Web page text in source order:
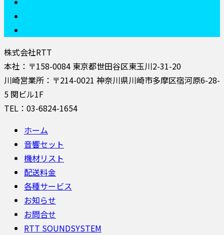
株式会社RTT
本社：〒158-0084 東京都世田谷区東玉川2-31-20
川崎営業所：〒214-0021 神奈川県川崎市多摩区宿河原6-28-
5 関ビル1F
TEL：03-6824-1654
ホーム
音響セット
機材リスト
配送料金
各種サービス
お知らせ
お問合せ
RTT SOUNDSYSTEM